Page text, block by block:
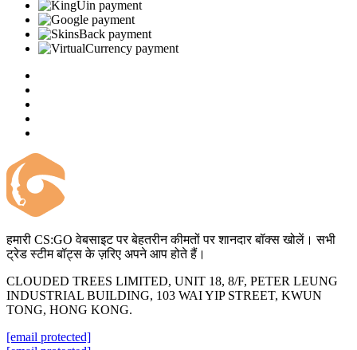
हमारी CS:GO वेबसाइट पर बेहतरीन कीमतों पर शानदार बॉक्स खोलें। सभी
ट्रेड स्टीम बॉट्स के ज़रिए अपने आप होते हैं।
CLOUDED TREES LIMITED, UNIT 18, 8/F, PETER LEUNG
INDUSTRIAL BUILDING, 103 WAI YIP STREET, KWUN
TONG, HONG KONG.
[email protected]